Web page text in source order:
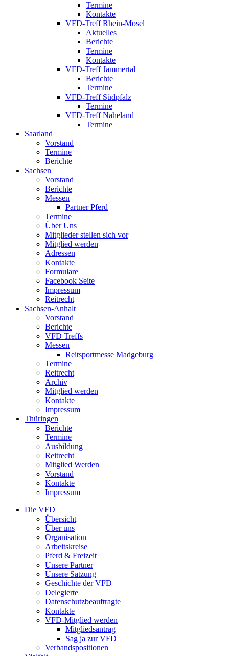
Termine
Kontakte
VFD-Treff Rhein-Mosel
Aktuelles
Berichte
Termine
Kontakte
VFD-Treff Jammertal
Berichte
Termine
VFD-Treff Südpfalz
Termine
VFD-Treff Naheland
Termine
Saarland
Vorstand
Termine
Berichte
Sachsen
Vorstand
Berichte
Messen
Partner Pferd
Termine
Über Uns
Mitglieder stellen sich vor
Mitglied werden
Adressen
Kontakte
Formulare
Facebook Seite
Impressum
Reitrecht
Sachsen-Anhalt
Vorstand
Berichte
VFD Treffs
Messen
Reitsportmesse Madgeburg
Termine
Reitrecht
Archiv
Mitglied werden
Kontakte
Impressum
Thüringen
Berichte
Termine
Ausbildung
Reitrecht
Mitglied Werden
Vorstand
Kontakte
Impressum
Die VFD
Übersicht
Über uns
Organisation
Arbeitskreise
Pferd & Freizeit
Unsere Partner
Unsere Satzung
Geschichte der VFD
Delegierte
Datenschutzbeauftragte
Kontakte
VFD-Mitglied werden
Mitgliedsantrag
Sag ja zur VFD
Verbandspositionen